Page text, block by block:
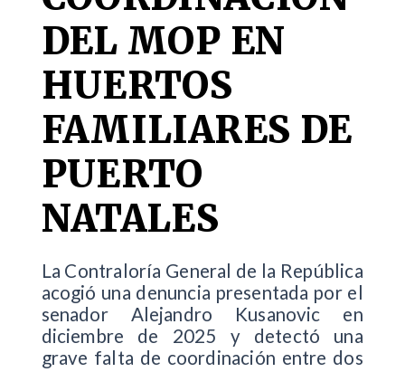
DEL MOP EN
HUERTOS
FAMILIARES DE
PUERTO
NATALES
La Contraloría General de la República
acogió una denuncia presentada por el
senador Alejandro Kusanovic en
diciembre de 2025 y detectó una
grave falta de coordinación entre dos